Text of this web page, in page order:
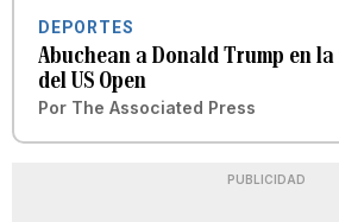
DEPORTES
Abuchean a Donald Trump en
del US Open
Por The Associated Press
PUBLICIDAD